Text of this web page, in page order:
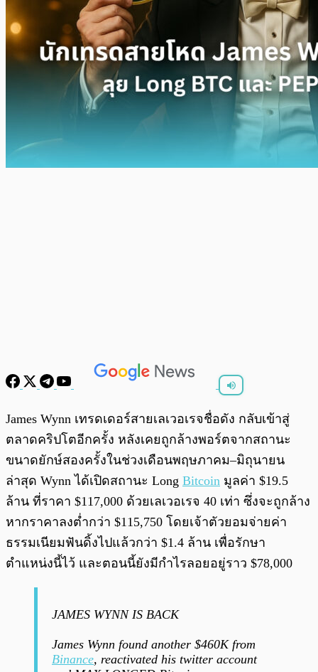
0:00 0:00
James Wynn เทรดเดอร์สายเลเวอเรจชื่อดัง กลับเข้าสู่
ตลาดคริปโตอีกครั้ง หลังเคยถูกล้างพอร์ตจากสถานะ
ขนาดยักษ์สองครั้งในช่วงเดือนพฤษภาคม–มิถุนายน
ล่าสุด Wynn ได้เปิดสถานะ Long Bitcoin มูลค่า $19.5
ล้าน ที่ราคา $117,000 ด้วยเลเวอเรจ 40 เท่า ซึ่งจะถูกล้าง
หากราคาลงต่ำกว่า $115,750 โดยเจ้าตัวยอมจ่ายค่า
ธรรมเนียมฟันดิ้งไปแล้วกว่า $1.4 ล้าน เพื่อรักษา
ตำแหน่งนี้ไว้ และตอนนี้ยังมีกำไรลอยอยู่ราว $78,000
JAMES WYNN IS BACK
James Wynn found another $460K from
Binance, reactivated his twitter account